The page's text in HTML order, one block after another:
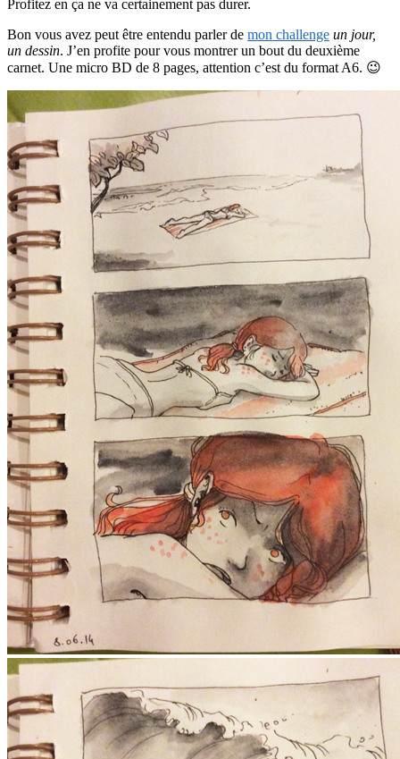
Profitez en ça ne va certainement pas durer.
Bon vous avez peut être entendu parler de mon challenge un jour,
un dessin. J’en profite pour vous montrer un bout du deuxième
carnet. Une micro BD de 8 pages, attention c’est du format A6. 😉